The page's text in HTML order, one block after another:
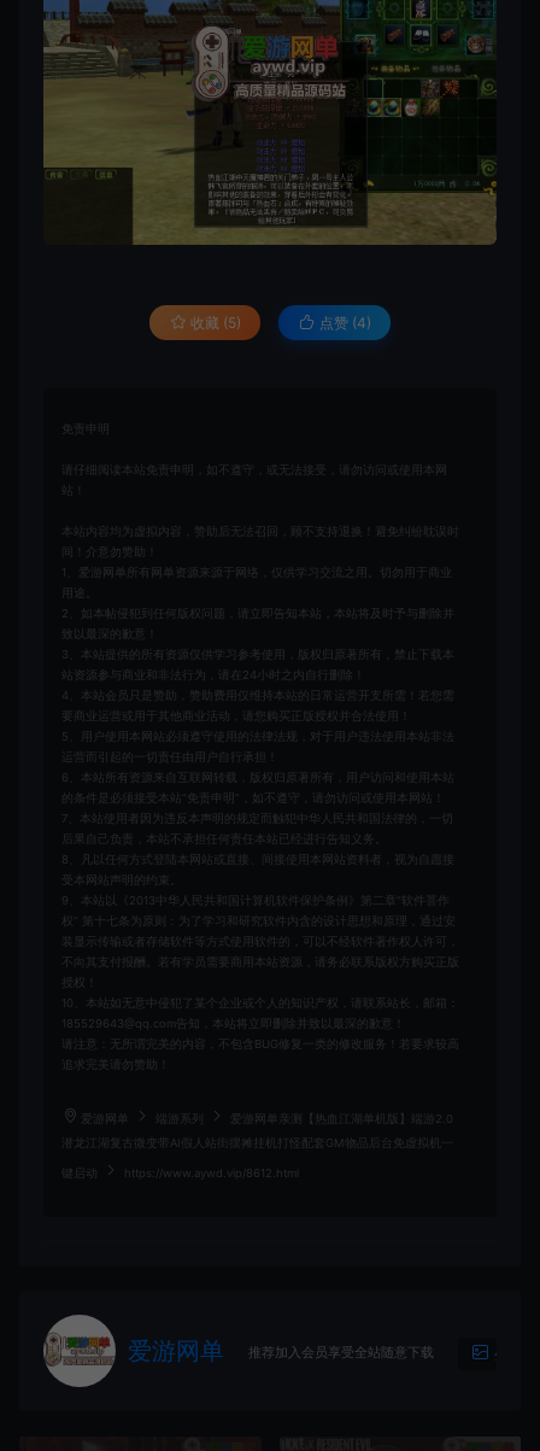
收藏 (5) 点赞 (4)
免责申明
请仔细阅读本站免责申明，如不遵守，或无法接受，请勿访问或使用本网
站！
本站内容均为虚拟内容，赞助后无法召回，顾不支持退换！避免纠纷耽误时
间！介意勿赞助！
1、爱游网单所有网单资源来源于网络，仅供学习交流之用。切勿用于商业
用途。
2、如本帖侵犯到任何版权问题，请立即告知本站，本站将及时予与删除并
致以最深的歉意！
3、本站提供的所有资源仅供学习参考使用，版权归原著所有，禁止下载本
站资源参与商业和非法行为，请在24小时之内自行删除！
4、本站会员只是赞助，赞助费用仅维持本站的日常运营开支所需！若您需
要商业运营或用于其他商业活动，请您购买正版授权并合法使用！
5、用户使用本网站必须遵守使用的法律法规，对于用户违法使用本站非法
运营而引起的一切责任由用户自行承担！
6、本站所有资源来自互联网转载，版权归原著所有，用户访问和使用本站
的条件是必须接受本站“免责申明”，如不遵守，请勿访问或使用本网站！
7、本站使用者因为违反本声明的规定而触犯中华人民共和国法律的，一切
后果自己负责，本站不承担任何责任本站已经进行告知义务。
8、凡以任何方式登陆本网站或直接、间接使用本网站资料者，视为自愿接
受本网站声明的约束。
9、本站以《2013中华人民共和国计算机软件保护条例》第二章"软件菩作
权” 第十七条为原则：为了学习和研究软件内含的设计思想和原理，通过安
装显示传输或者存储软件等方式使用软件的，可以不经软件著作权人许可，
不向其支付报酬。若有学员需要商用本站资源，请务必联系版权方购买正版
授权！
10、本站如无意中侵犯了某个企业或个人的知识产权，请联系站长，邮箱：
185529643@qq.com告知，本站将立即删除并致以最深的歉意！
请注意：无所谓完美的内容，不包含BUG修复一类的修改服务！若要求较高
追求完美请勿赞助！
爱游网单 端游系列
爱游网单亲测【热血江湖单机版】端游2.0
潜龙江湖复古微变带AI假人站街摆摊挂机打怪配套GM物品后台免虚拟机一
键启动 https://www.aywd.vip/8612.html
爱游网单 推荐加入会员享受全站随意下载 生成海